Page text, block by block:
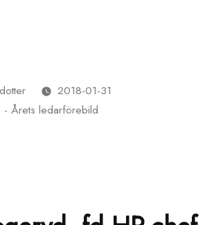
2018-01-31
- Årets ledarförebild